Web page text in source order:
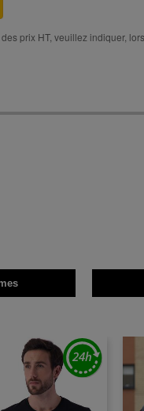
prix HT, veuillez indiquer,